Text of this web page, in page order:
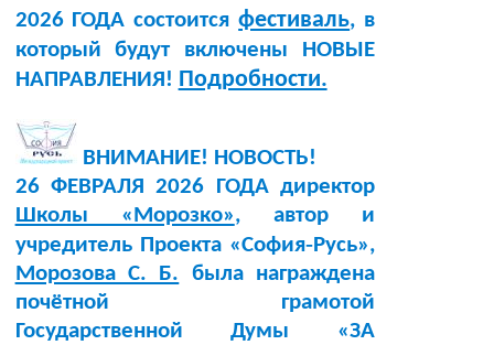
2026 ГОДА состоитсяфестиваль, в
который будут включены НОВЫЕ
НАПРАВЛЕНИЯ! Подробности.
ВНИМАНИЕ! НОВОСТЬ!
26 ФЕВРАЛЯ 2026 ГОДА директор
Школы «Морозко», автор и
учредитель Проекта «София‑Русь»,
Морозова С. Б. была награждена
почётной грамотой
Государственной Думы «ЗА